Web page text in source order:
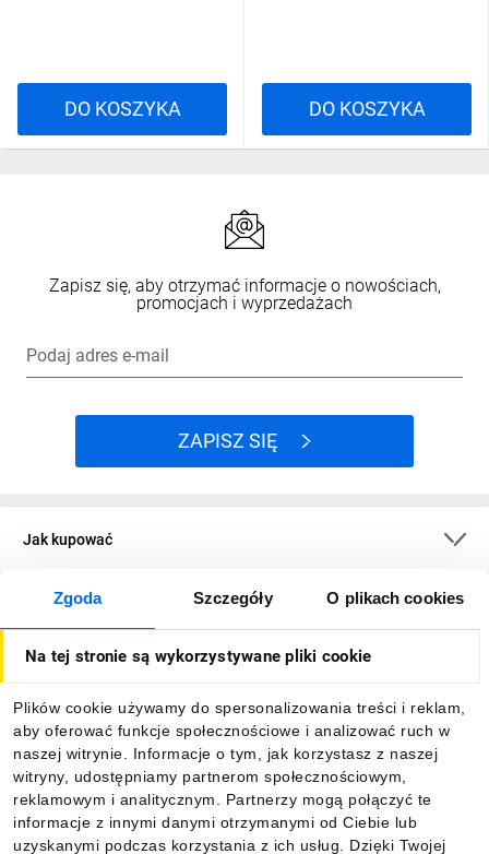
Zgoda Szczegóły O plikach cookies
Na tej stronie są wykorzystywane pliki cookie
Plików cookie używamy do spersonalizowania treści i reklam,
aby oferować funkcje społecznościowe i analizować ruch w
naszej witrynie. Informacje o tym, jak korzystasz z naszej
witryny, udostępniamy partnerom społecznościowym,
reklamowym i analitycznym. Partnerzy mogą połączyć te
informacje z innymi danymi otrzymanymi od Ciebie lub
uzyskanymi podczas korzystania z ich usług. Dzięki Twojej
DO KOSZYKA DO KOSZYKA
Zapisz się, aby otrzymać informacje o nowościach,
promocjach i wyprzedażach
Podaj adres e-mail
ZAPISZ SIĘ
Jak kupować
O firmie
Informacje
Pobierz naszą aplikację mobilną: